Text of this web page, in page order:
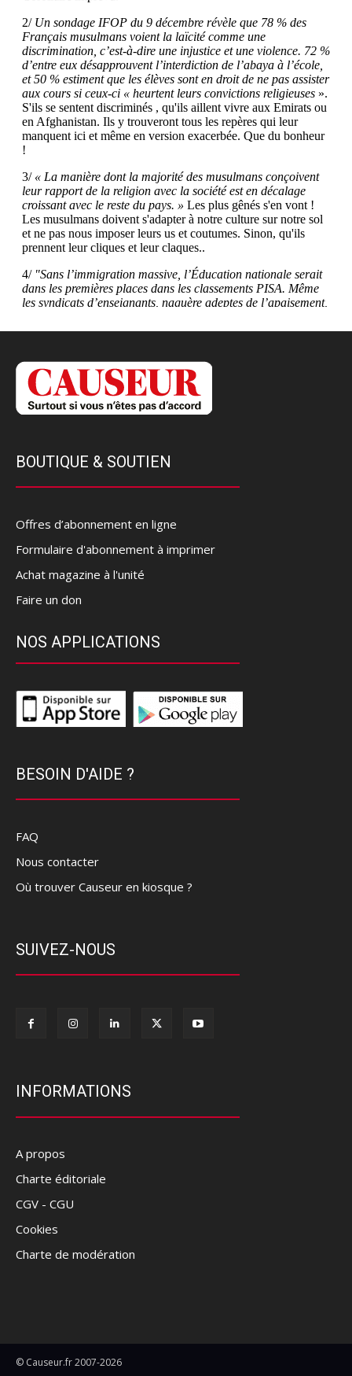
BOUTIQUE & SOUTIEN
Offres d’abonnement en ligne
Formulaire d'abonnement à imprimer
Achat magazine à l'unité
Faire un don
NOS APPLICATIONS
BESOIN D'AIDE ?
FAQ
Nous contacter
Où trouver Causeur en kiosque ?
SUIVEZ-NOUS
INFORMATIONS
A propos
Charte éditoriale
CGV - CGU
Cookies
Charte de modération
© Causeur.fr 2007-2026